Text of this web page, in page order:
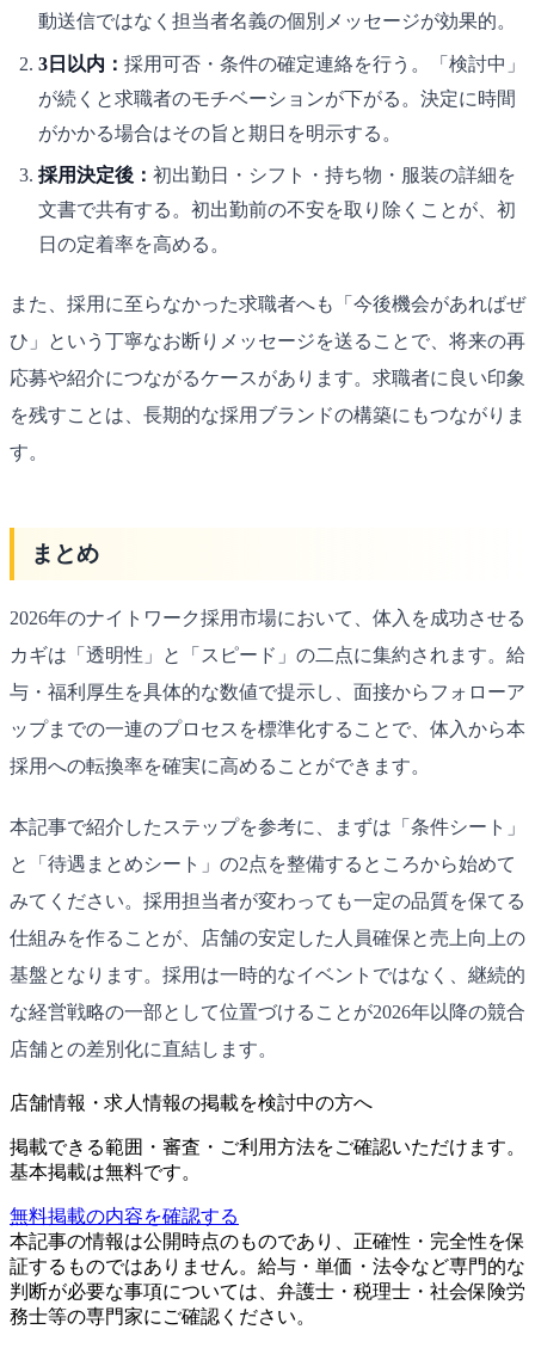
動送信ではなく担当者名義の個別メッセージが効果的。
3日以内： 採用可否・条件の確定連絡を行う。「検討中」
が続くと求職者のモチベーションが下がる。決定に時間
がかかる場合はその旨と期日を明示する。
採用決定後： 初出勤日・シフト・持ち物・服装の詳細を
文書で共有する。初出勤前の不安を取り除くことが、初
日の定着率を高める。
また、採用に至らなかった求職者へも「今後機会があればぜ
ひ」という丁寧なお断りメッセージを送ることで、将来の再
応募や紹介につながるケースがあります。求職者に良い印象
を残すことは、長期的な採用ブランドの構築にもつながりま
す。
まとめ
2026年のナイトワーク採用市場において、体入を成功させる
カギは「透明性」と「スピード」の二点に集約されます。給
与・福利厚生を具体的な数値で提示し、面接からフォローア
ップまでの一連のプロセスを標準化することで、体入から本
採用への転換率を確実に高めることができます。
本記事で紹介したステップを参考に、まずは「条件シート」
と「待遇まとめシート」の2点を整備するところから始めて
みてください。採用担当者が変わっても一定の品質を保てる
仕組みを作ることが、店舗の安定した人員確保と売上向上の
基盤となります。採用は一時的なイベントではなく、継続的
な経営戦略の一部として位置づけることが2026年以降の競合
店舗との差別化に直結します。
店舗情報・求人情報の掲載を検討中の方へ
掲載できる範囲・審査・ご利用方法をご確認いただけます。
基本掲載は無料です。
無料掲載の内容を確認する
本記事の情報は公開時点のものであり、正確性・完全性を保
証するものではありません。給与・単価・法令など専門的な
判断が必要な事項については、弁護士・税理士・社会保険労
務士等の専門家にご確認ください。